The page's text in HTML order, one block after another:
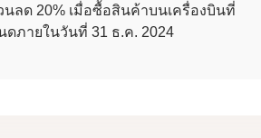
นลด 20% เมื่อซื้อสินค้าบนเครื่องบินที่
ดภายในวันที่ 31 ธ.ค. 2024